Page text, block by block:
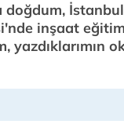
doğdum,
inşaat
yazdıklarımın